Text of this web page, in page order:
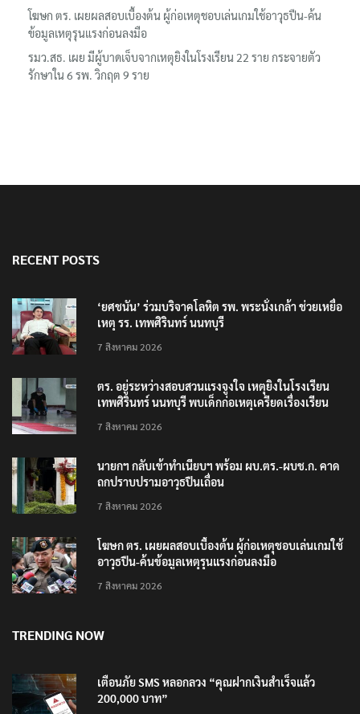
โฆษก ตร. เผยผลสอบเบื้องต้น ผู้ก่อเหตุชอบเล่นเกมใช้อาวุธปืน-ค้น
ข้อมูลเหตุรุนแรงก่อนลงมือ
รมว.สธ. เผย มีผู้บาดเจ็บจากเหตุยิงในโรงเรียน 22 ราย กระจายตัว
รักษาใน 6 รพ. วิกฤต 9 ราย
RECENT POSTS
‘ยศชนัน’ ร่วมบริจาคโลหิต รพ. พระนั่งเกล้า ช่วยเหยื่อ
เหตุ รร. เทพศิรินทร์ นนทบุรี
7 สิงหาคม 2026
ตร. อยู่ระหว่างสอบสวนแรงจูงใจ เหตุยิงในโรงเรียน
เทพศิรินทร์ นนทบุรี พบเด็กก่อเหตุเครียดเรื่องเรียน
7 สิงหาคม 2026
นายกฯ กลับเข้าทำเนียบฯ พร้อม ผบ.ตร.-ผบช.ก. คาด
ถกปราบปรามอาวุธปืนเถื่อน
7 สิงหาคม 2026
โฆษก ตร. เผยผลสอบเบื้องต้น ผู้ก่อเหตุชอบเล่นเกมใช้
อาวุธปืน-ค้นข้อมูลเหตุรุนแรงก่อนลงมือ
7 สิงหาคม 2026
TRENDING NOW
เตือนภัย SMS หลอกลวง “คุณฝากเงินสำเร็จแล้ว
200,000 บาท”